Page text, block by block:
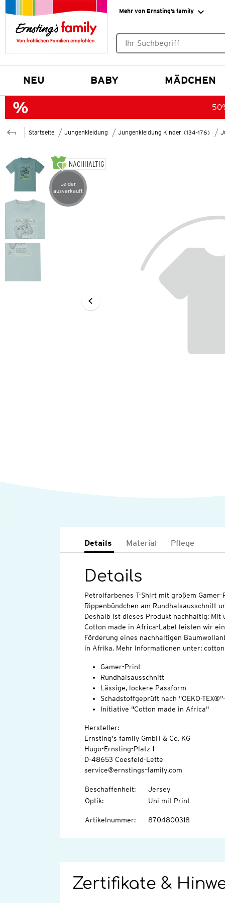
Mehr von Ernsting’s family
NEU BABY MÄDCHEN
Startseite Jungenkleidung Jungenkleidung Kinder (134-176)
NACHHALTIG
Artikel leider ausverkauft
Leider
ausverkauft
Details Material Pflege
Details
Petrolfarbenes T-Shirt mit großem
Rippenbündchen am Rundhalsausschnitt
Deshalb ist dieses Produkt nachhaltig: Mit
Cotton made in Africa-Label leisten wir
Förderung eines nachhaltigen
in Afrika. Mehr Informationen unter:
Gamer-Print
Rundhalsausschnitt
Lässige, lockere Passform
Schadstoffgeprüft nach "OEKO-
Initiative "Cotton made in Africa"
Hersteller:
Ernsting's family GmbH & Co. KG
Hugo-Ernsting-Platz 1
D-48653 Coesfeld-Lette
service@ernstings-family.com
Beschaffenheit:
Jersey
Optik: Uni mit Print
Artikelnummer: 8704800318
Zertifikate &